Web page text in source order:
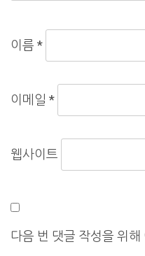
이름 *
이메일 *
웹사이트
다음 번 댓글 작성을 위해